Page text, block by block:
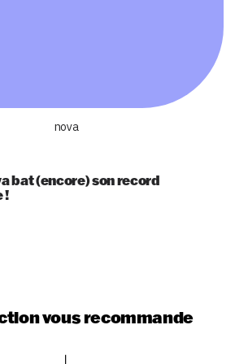
nova
bat (encore) son record
!
vous recommande